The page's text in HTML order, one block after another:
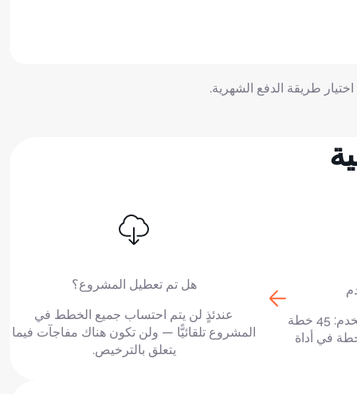
طريقة الدفع الشهرية.
يتضاعف عدد الخطط لكل مستخدم: 45 خطة
3 مستخدمين = 135 خطة في أداة
هل تم تعطيل المشروع؟
عندئذٍ لن يتم احتساب جميع الخطط في
المشروع تلقائيًّا — ولن تكون هناك مفاجآت فيما
يتعلق بالترخيص.